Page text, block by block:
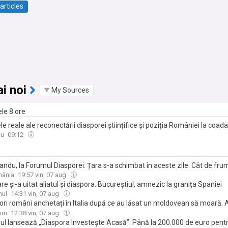
noi My Sources
8 ore
reale ale reconectării diasporei științifice și poziția României la
în cercetare-dezvoltare / Op Ed Profesorul Eduard Stoica,
09:12
la Forumul Diasporei: Țara s-a schimbat în aceste zile. Cât de
mulțime să fie aici, nu doar în august
19:57 vin, 07 aug
și-a uitat aliatul și diaspora. Bucureștiul, amnezic la granița Spaniei
14:31 vin, 07 aug
români anchetați în Italia după ce au lăsat un moldovean să moară.
abia la 2 ore după infarctul cauzat de caniculă
12:38 vin, 07 aug
lansează „Diaspora Investește Acasă”. Până la 200.000 de euro